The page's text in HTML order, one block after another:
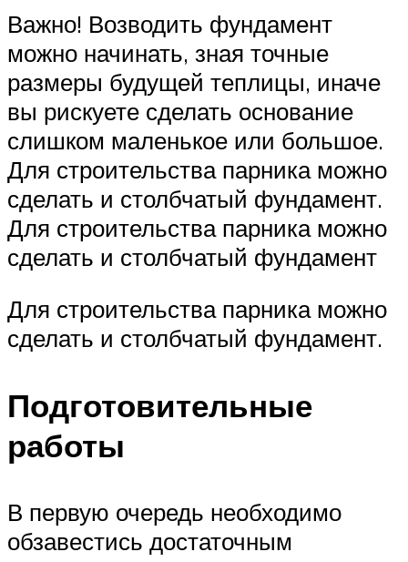
Важно! Возводить фундамент
можно начинать, зная точные
размеры будущей теплицы, иначе
вы рискуете сделать основание
слишком маленькое или большое.
Для строительства парника можно
сделать и столбчатый фундамент.
Для строительства парника можно
сделать и столбчатый фундамент
Для строительства парника можно
сделать и столбчатый фундамент.
Подготовительные
работы
В первую очередь необходимо
обзавестись достаточным